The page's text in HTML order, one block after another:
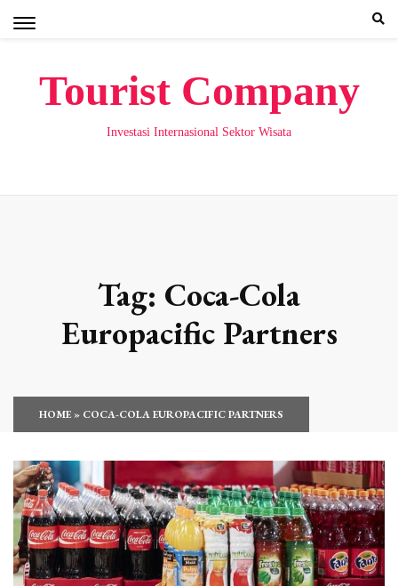
Tourist Company
Investasi Internasional Sektor Wisata
Tag: Coca-Cola
Europacific Partners
HOME» COCA-COLA EUROPACIFIC PARTNERS